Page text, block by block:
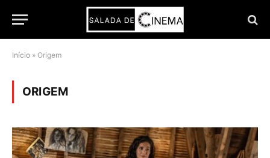
Início » Origem
ORIGEM